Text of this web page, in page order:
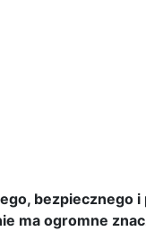
bezpiecznego
ma ogromne